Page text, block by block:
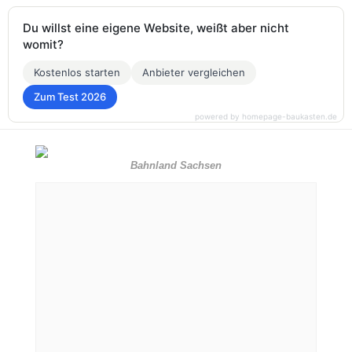
Bahnland Sachsen
Du willst eine eigene Website, weißt aber nicht
womit?
Kostenlos starten
Anbieter vergleichen
Zum Test 2026
powered by homepage-baukasten.de